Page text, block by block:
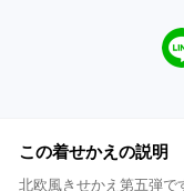
この着せかえの説明
北欧風きせかえ第五弾で